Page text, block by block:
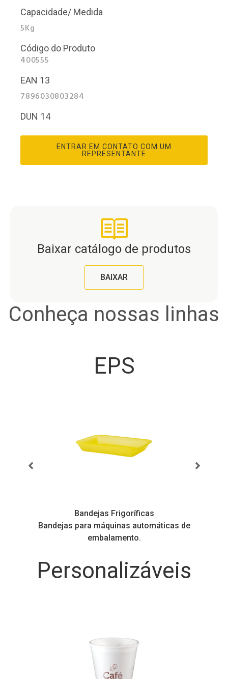
Capacidade/ Medida
5Kg
Código do Produto
400555
EAN 13
7896030803284
DUN 14
ENTRAR EM CONTATO COM UM
REPRESENTANTE
Baixar catálogo de produtos
BAIXAR
Conheça nossas linhas
EPS
Bandejas Frigoríficas
Bandejas para máquinas automáticas de
embalamento.
Personalizáveis